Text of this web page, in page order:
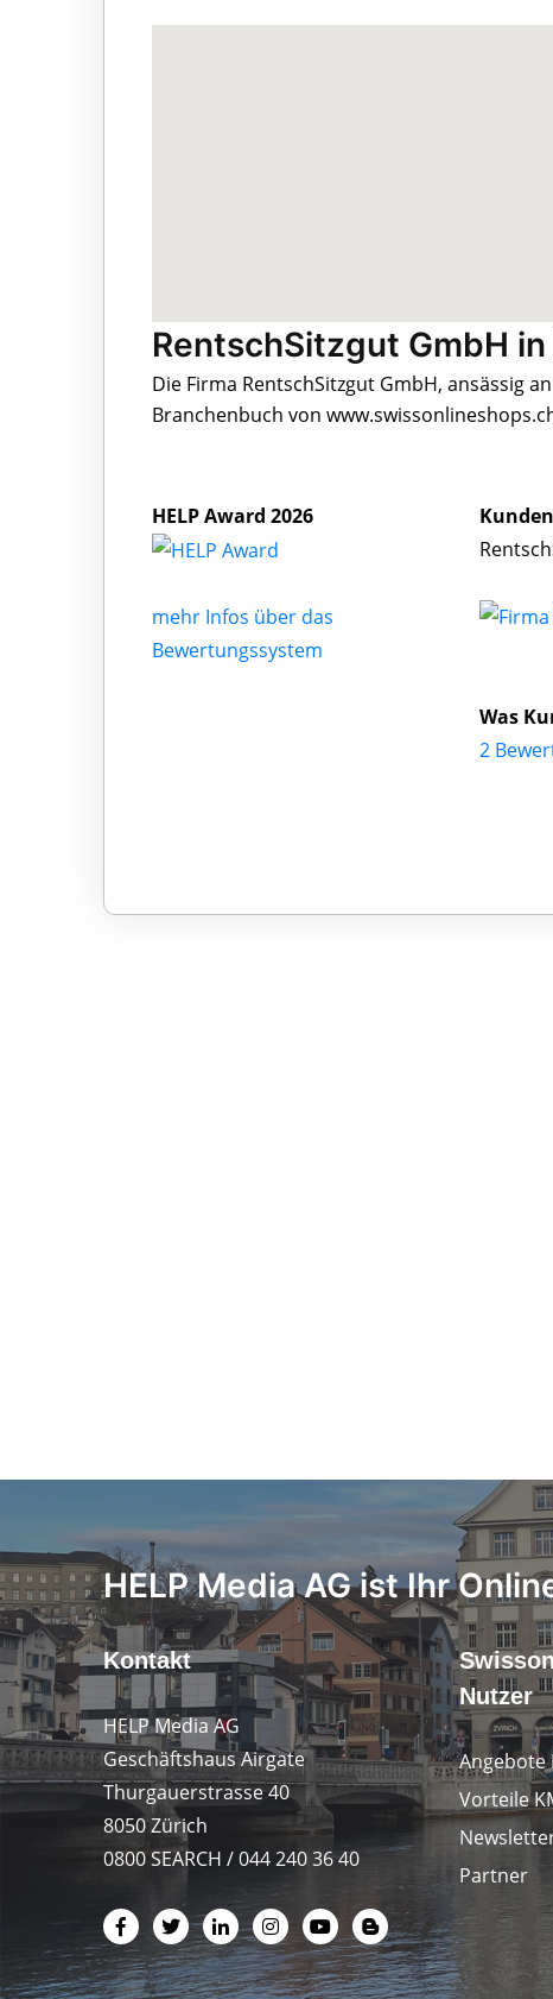
RentschSitzgut GmbH
Die Firma RentschSitzgut GmbH, ansässig
Branchenbuch von
HELP Award 2026
mehr Infos über das
Bewertungssystem
Was
2
HELP Media AG ist Ihr
Kontakt
HELP Media AG
Geschäftshaus Airgate
Thurgauerstrasse 40
8050 Zürich
0800 SEARCH / 044 240 36 40
Nutzer
Angebote
Vorteile
Partner